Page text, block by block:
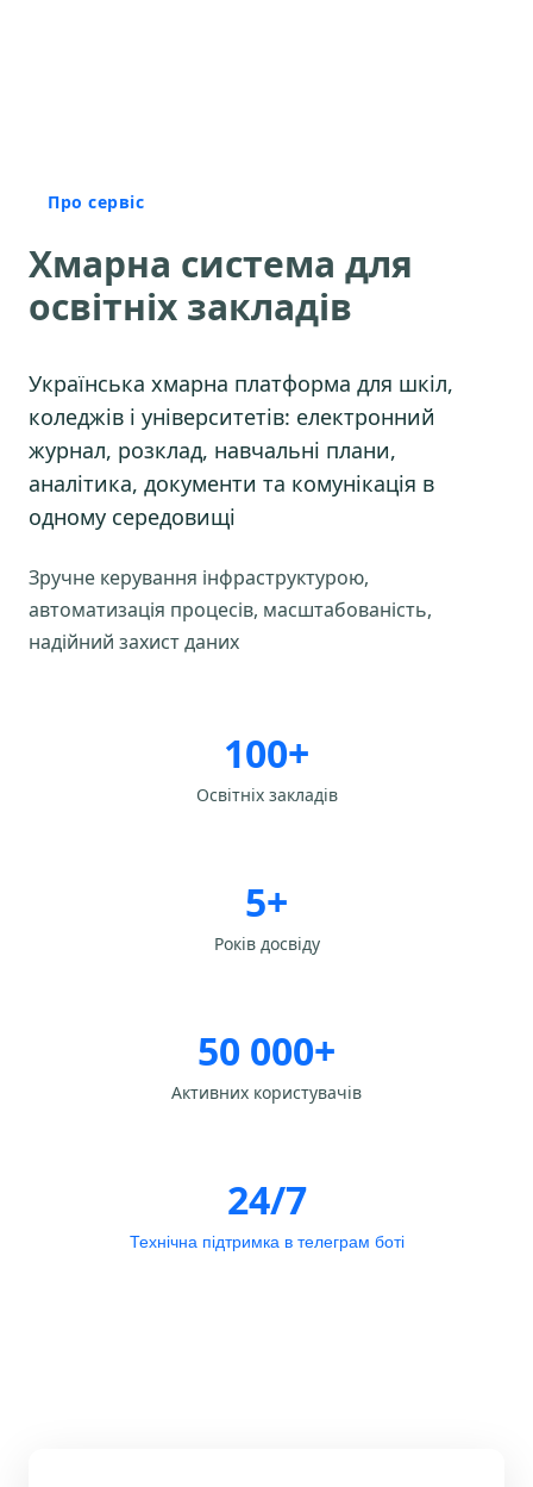
Про сервіс
Хмарна система для
освітніх закладів
Українська хмарна платформа для шкіл,
коледжів і університетів: електронний
журнал, розклад, навчальні плани,
аналітика, документи та комунікація в
одному середовищі
Зручне керування інфраструктурою,
автоматизація процесів, масштабованість,
надійний захист даних
100+
Освітніх закладів
5+
Років досвіду
50 000+
Активних користувачів
24/7
Технічна підтримка в телеграм боті